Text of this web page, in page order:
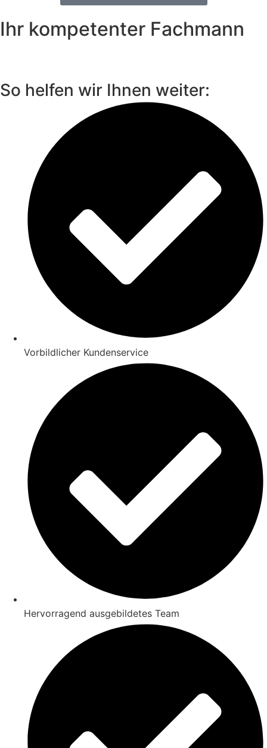
Ihr kompetenter Fachmann
So helfen wir Ihnen weiter:
Vorbildlicher Kundenservice
Hervorragend ausgebildetes Team